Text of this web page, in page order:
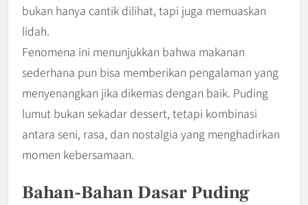
bukan hanya cantik dilihat, tapi juga memuaskan
lidah.
Fenomena ini menunjukkan bahwa makanan
sederhana pun bisa memberikan pengalaman yang
menyenangkan jika dikemas dengan baik. Puding
lumut bukan sekadar dessert, tetapi kombinasi
antara seni, rasa, dan nostalgia yang menghadirkan
momen kebersamaan.
Bahan-Bahan Dasar Puding